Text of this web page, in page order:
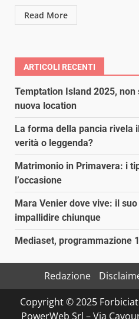
Read More
ARTICOLI RECENTI
Temptation Island 2025,
nuova location
La forma della pancia rivela
verità o leggenda?
Matrimonio in Primavera: i
l’occasione
Mara Venier dove vive: il
impallidire chiunque
Mediaset, programmazione
Redazione
Copyright © 2025
PowerWeb Srl – Via